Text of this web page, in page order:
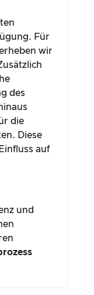
Für
wir
des
die
Diese
auf
und